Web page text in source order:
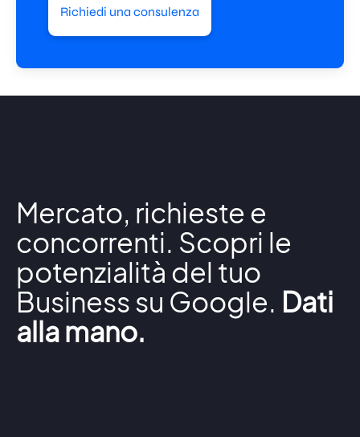
Richiedi una consulenza
Mercato, richieste e
concorrenti. Scopri le
potenzialità del tuo
Business su Google. Dati
alla mano.